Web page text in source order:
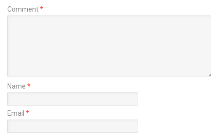
Comment*
Name *
Email *